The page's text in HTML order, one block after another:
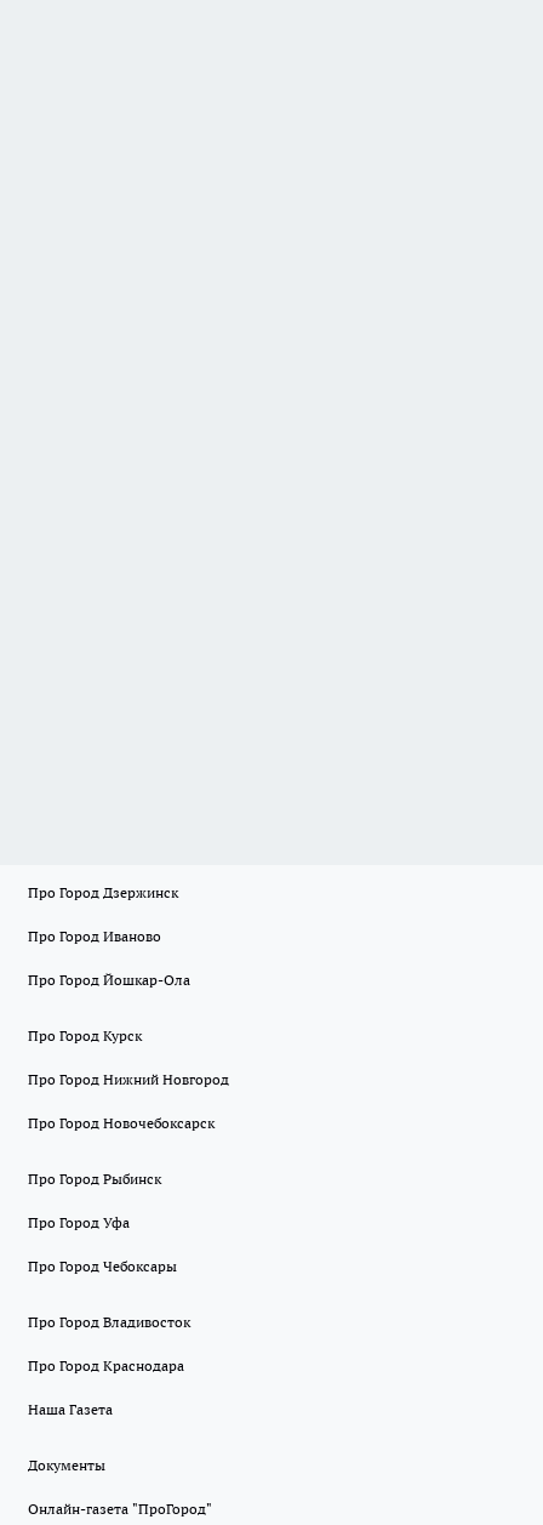
Про Город Дзержинск
Про Город Иваново
Про Город Йошкар-Ола
Про Город Курск
Про Город Нижний Новгород
Про Город Новочебоксарск
Про Город Рыбинск
Про Город Уфа
Про Город Чебоксары
Про Город Владивосток
Про Город Краснодара
Наша Газета
Документы
Онлайн-газета "ПроГород"